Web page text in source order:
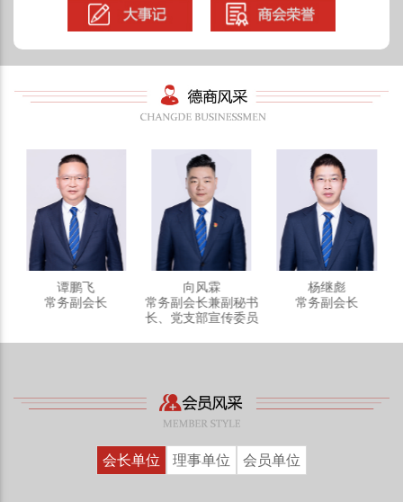
谭鹏飞
常务副会长
向风霖
常务副会长兼副秘书
长、党支部宣传委员
杨继彪
常务副会长
会长单位 理事单位 会员单位